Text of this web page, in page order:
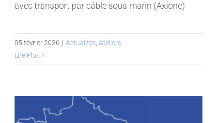
avec transport par câble sous-marin (Axione)
05 février 2026 | Actualités, Ateliers
Lire Plus